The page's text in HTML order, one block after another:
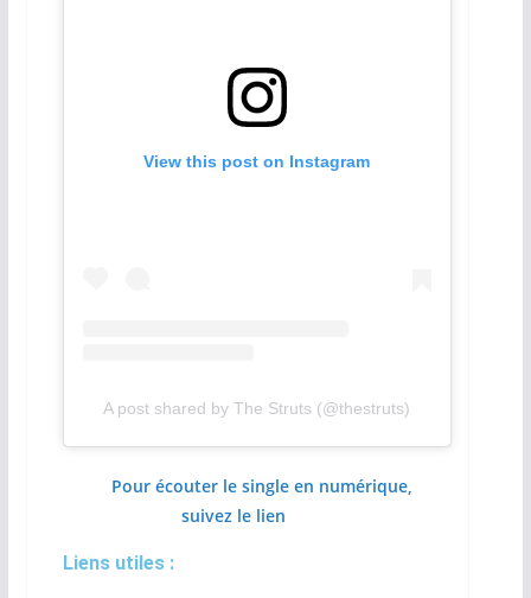
View this post on Instagram
A post shared by The Struts (@thestruts)
Pour écouter le single en numérique,
suivez le lien
Liens utiles :